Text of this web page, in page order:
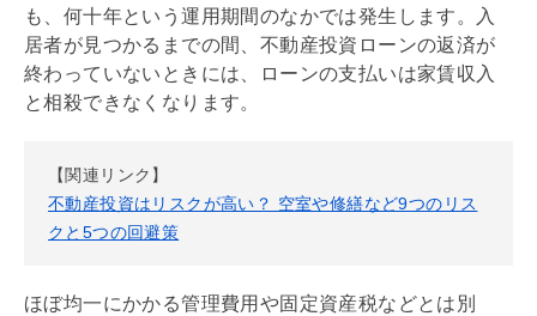
も、何十年という運用期間のなかでは発生します。入
居者が見つかるまでの間、不動産投資ローンの返済が
終わっていないときには、ローンの支払いは家賃収入
と相殺できなくなります。
【関連リンク】
不動産投資はリスクが高い？ 空室や修繕など9つのリス
クと5つの回避策
ほぼ均一にかかる管理費用や固定資産税などとは別